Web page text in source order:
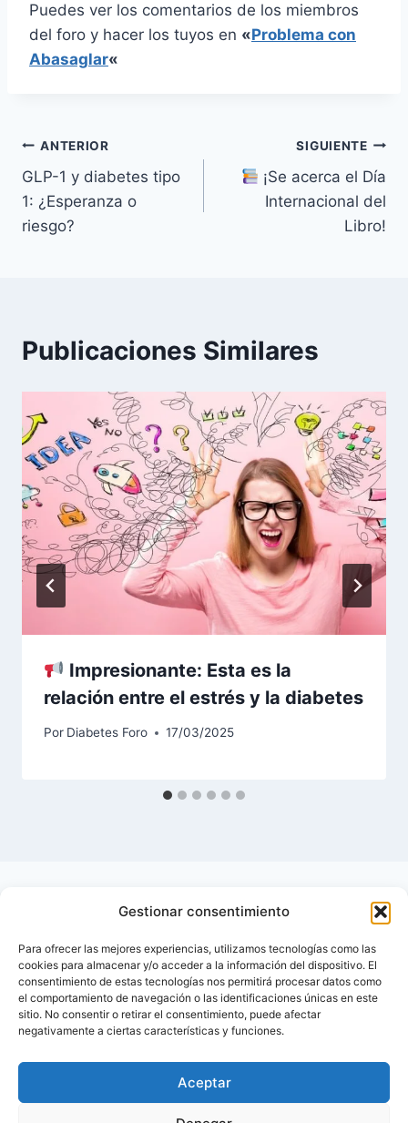
Gestionar consentimiento
Para ofrecer las mejores experiencias, utilizamos tecnologías como las
cookies para almacenar y/o acceder a la información del dispositivo. El
consentimiento de estas tecnologías nos permitirá procesar datos como
el comportamiento de navegación o las identificaciones únicas en este
sitio. No consentir o retirar el consentimiento, puede afectar
negativamente a ciertas características y funciones.
Aceptar
Puedes ver los comentarios de los miembros
del foro y hacer los tuyos en «Problema con
Abasaglar«
Navegación
de
entradas
ANTERIOR
GLP-1 y diabetes tipo
1: ¿Esperanza o
riesgo?
SIGUIENTE
¡Se acerca el Día
Internacional del
Libro!
Publicaciones Similares
Impresionante: Esta es la
relación entre el estrés y la diabetes
Por Diabetes Foro 17/03/2025
Inicio Contactar